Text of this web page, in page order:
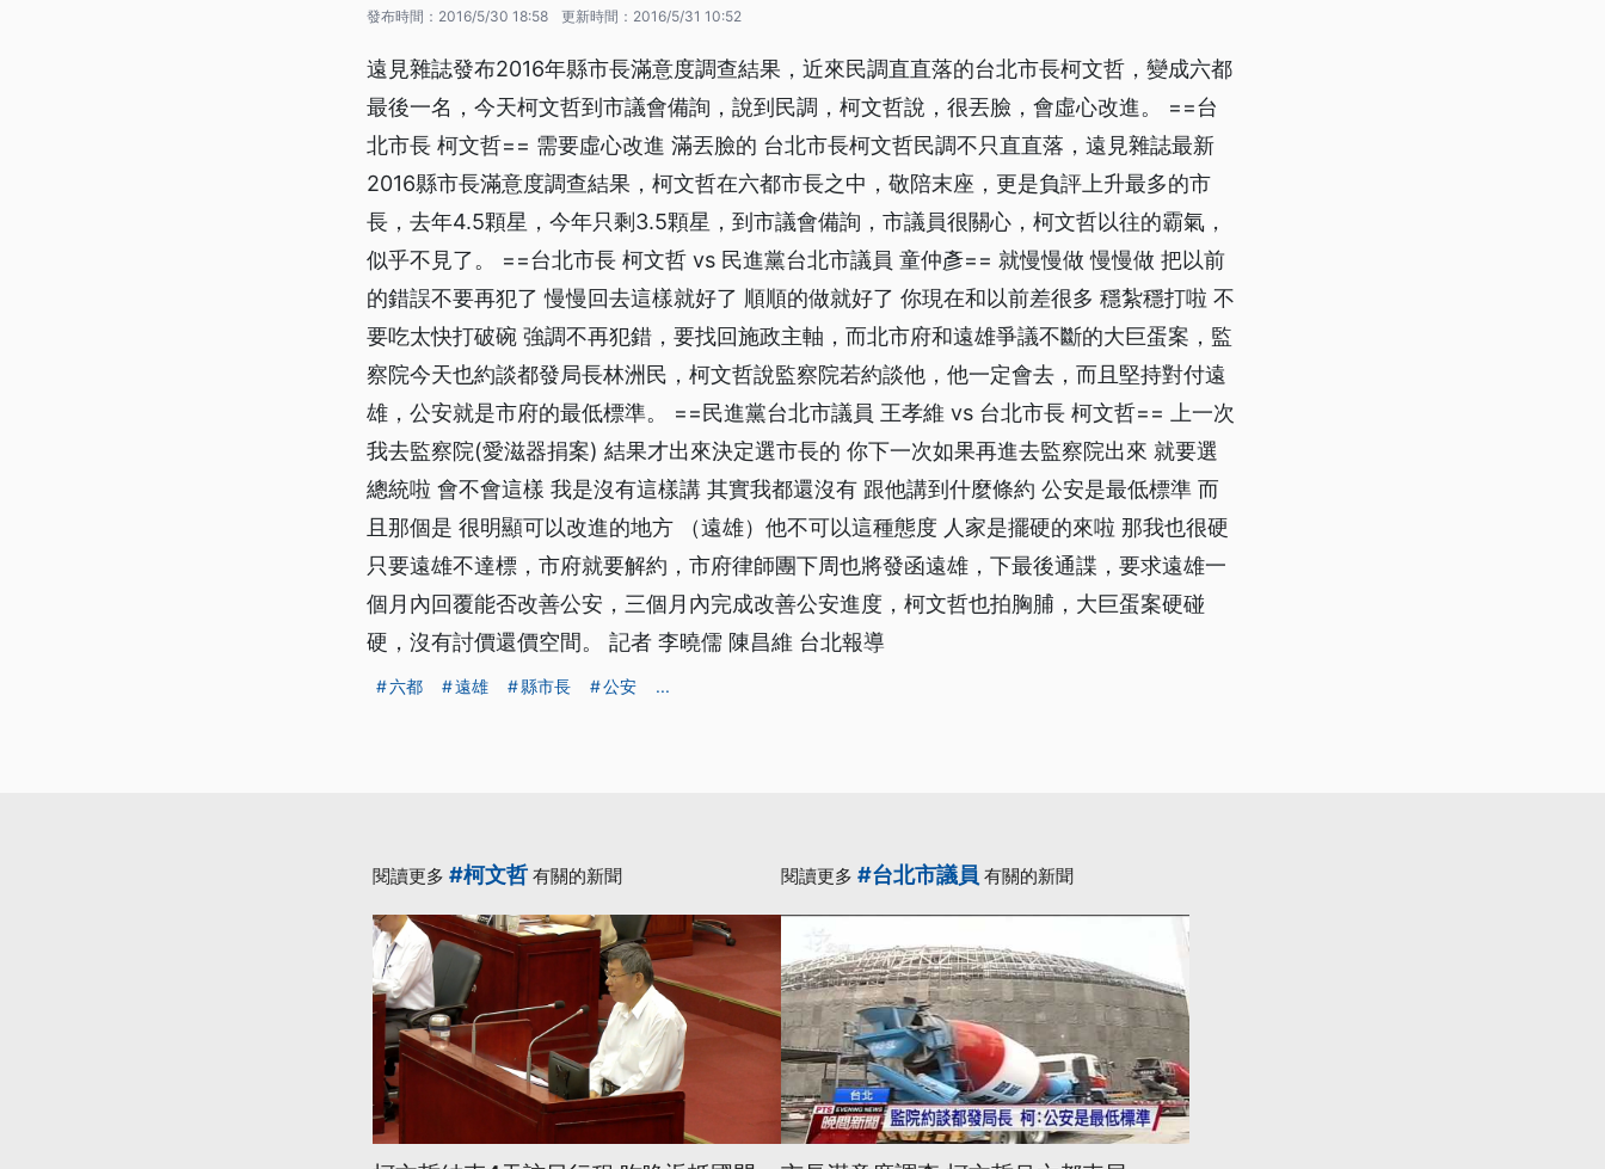
發布時間： 2016/5/30 18:58 更新時間： 2016/5/31 10:52
遠見雜誌發布2016年縣市長滿意度調查結果，近來民調直直落的台北市長柯文哲，變成六都
最後一名，今天柯文哲到市議會備詢，說到民調，柯文哲說，很丟臉，會虛心改進。 ==台
北市長 柯文哲== 需要虛心改進 滿丟臉的 台北市長柯文哲民調不只直直落，遠見雜誌最新
2016縣市長滿意度調查結果，柯文哲在六都市長之中，敬陪末座，更是負評上升最多的市
長，去年4.5顆星，今年只剩3.5顆星，到市議會備詢，市議員很關心，柯文哲以往的霸氣，
似乎不見了。 ==台北市長 柯文哲 vs 民進黨台北市議員 童仲彥== 就慢慢做 慢慢做 把以前
的錯誤不要再犯了 慢慢回去這樣就好了 順順的做就好了 你現在和以前差很多 穩紮穩打啦 不
要吃太快打破碗 強調不再犯錯，要找回施政主軸，而北市府和遠雄爭議不斷的大巨蛋案，監
察院今天也約談都發局長林洲民，柯文哲說監察院若約談他，他一定會去，而且堅持對付遠
雄，公安就是市府的最低標準。 ==民進黨台北市議員 王孝維 vs 台北市長 柯文哲== 上一次
我去監察院(愛滋器捐案) 結果才出來決定選市長的 你下一次如果再進去監察院出來 就要選
總統啦 會不會這樣 我是沒有這樣講 其實我都還沒有 跟他講到什麼條約 公安是最低標準 而
且那個是 很明顯可以改進的地方 （遠雄）他不可以這種態度 人家是擺硬的來啦 那我也很硬
只要遠雄不達標，市府就要解約，市府律師團下周也將發函遠雄，下最後通諜，要求遠雄一
個月內回覆能否改善公安，三個月內完成改善公安進度，柯文哲也拍胸脯，大巨蛋案硬碰
硬，沒有討價還價空間。 記者 李曉儒 陳昌維 台北報導
六都 遠雄 縣市長 公安 ...
閱讀更多 #柯文哲 有關的新聞 閱讀更多 #台北市議員 有關的新聞